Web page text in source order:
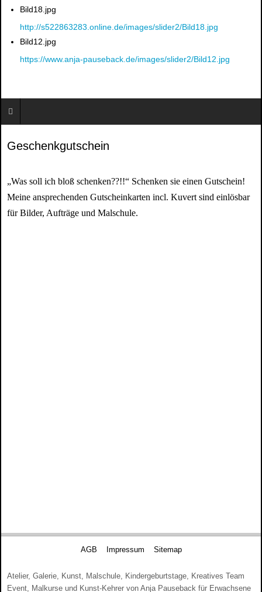
Bild18.jpg
http://s522863283.online.de/images/slider2/Bild18.jpg
Bild12.jpg
https://www.anja-pauseback.de/images/slider2/Bild12.jpg
Geschenkgutschein
„Was soll ich bloß schenken??!!“ Schenken sie einen Gutschein!
Meine ansprechenden Gutscheinkarten incl. Kuvert sind einlösbar
für Bilder, Aufträge und Malschule.
AGB Impressum Sitemap
Atelier, Galerie, Kunst, Malschule, Kindergeburtstage, Kreatives Team
Event, Malkurse und Kunst-Kehrer von Anja Pauseback für Erwachsene